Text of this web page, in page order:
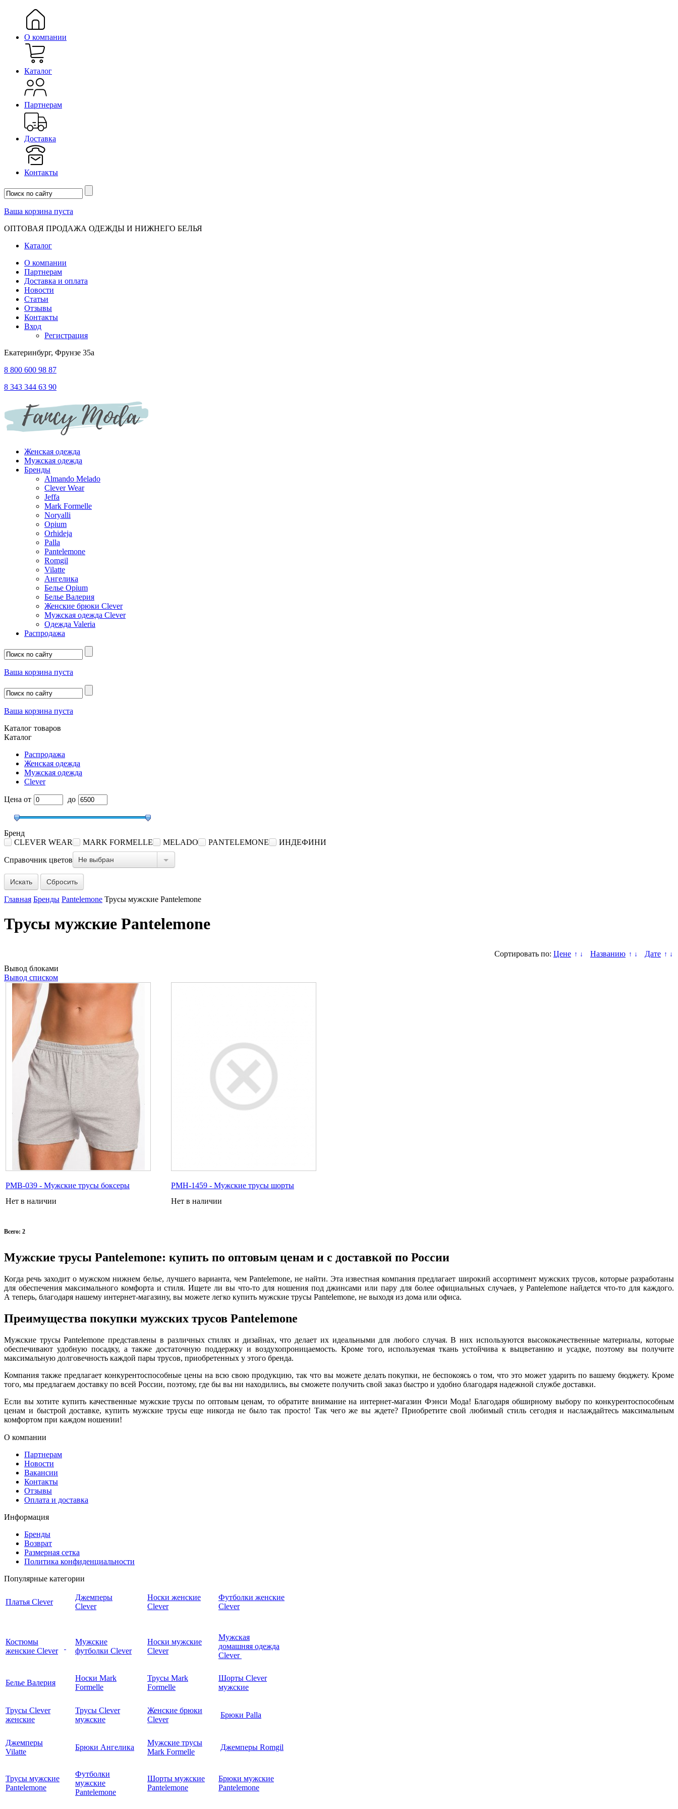
О компании
Каталог
Партнерам
Доставка
Контакты
Ваша корзина пуста
ОПТОВАЯ ПРОДАЖА ОДЕЖДЫ И НИЖНЕГО БЕЛЬЯ
Каталог
О компании
Партнерам
Доставка и оплата
Новости
Статьи
Отзывы
Контакты
Вход
Регистрация
Екатеринбург, Фрунзе 35а
8 800 600 98 87
8 343 344 63 90
Женская одежда
Мужская одежда
Бренды
Almando Melado
Clever Wear
Jeffa
Mark Formelle
Noryalli
Opium
Orhideja
Palla
Pantelemone
Romgil
Vilatte
Ангелика
Белье Opium
Белье Валерия
Женские брюки Clever
Мужская одежда Clever
Одежда Valeria
Распродажа
Ваша корзина пуста
Ваша корзина пуста
Каталог товаров
Каталог
Распродажа
Женская одежда
Мужская одежда
Clever
Цена от до
Бренд
CLEVER WEAR
MARK FORMELLE MELADO PANTELEMONE ИНДЕФИНИ
Справочник цветов Не выбран
Сбросить
Главная Бренды Pantelemone Трусы мужские Pantelemone
Трусы мужские Pantelemone
Сортировать по: Цене ↑ ↓ Названию ↑ ↓ Дате ↑ ↓
Вывод блоками
Вывод списком
PMB-039 - Мужские трусы боксеры
Нет в наличии
PMH-1459 - Мужские трусы шорты
Нет в наличии
Всего: 2
Мужские трусы Pantelemone: купить по оптовым ценам и с доставкой по России
Когда речь заходит о мужском нижнем белье, лучшего варианта, чем Pantelemone, не найти. Эта известная компания предлагает широкий ассортимент мужских трусов, которые разработаны
для обеспечения максимального комфорта и стиля. Ищете ли вы что-то для ношения под джинсами или пару для более официальных случаев, у Pantelemone найдется что-то для каждого.
А теперь, благодаря нашему интернет-магазину, вы можете легко купить мужские трусы Pantelemone, не выходя из дома или офиса.
Преимущества покупки мужских трусов Pantelemone
Мужские трусы Pantelemone представлены в различных стилях и дизайнах, что делает их идеальными для любого случая. В них используются высококачественные материалы, которые
обеспечивают удобную посадку, а также достаточную поддержку и воздухопроницаемость. Кроме того, используемая ткань устойчива к выцветанию и усадке, поэтому вы получите
максимальную долговечность каждой пары трусов, приобретенных у этого бренда.
Компания также предлагает конкурентоспособные цены на всю свою продукцию, так что вы можете делать покупки, не беспокоясь о том, что это может ударить по вашему бюджету. Кроме
того, мы предлагаем доставку по всей России, поэтому, где бы вы ни находились, вы сможете получить свой заказ быстро и удобно благодаря надежной службе доставки.
Если вы хотите купить качественные мужские трусы по оптовым ценам, то обратите внимание на интернет-магазин Фэнси Мода! Благодаря обширному выбору по конкурентоспособным
ценам и быстрой доставке, купить мужские трусы еще никогда не было так просто! Так чего же вы ждете? Приобретите свой любимый стиль сегодня и наслаждайтесь максимальным
комфортом при каждом ношении!
О компании
Партнерам
Новости
Вакансии
Контакты
Отзывы
Оплата и доставка
Информация
Бренды
Возврат
Размерная сетка
Политика конфиденциальности
Популярные категории
Платья Clever
Джемперы
Clever
Носки женские
Clever
Футболки женские
Clever
Костюмы
женские Clever
Мужские
футболки Clever
Носки мужские
Clever
Мужская
домашняя одежда
Clever
Белье Валерия
Носки Mark
Formelle
Трусы Mark
Formelle
Шорты Clever
мужские
Трусы Clever
женские
Трусы Clever
мужские
Женские брюки
Clever
Брюки Palla
Джемперы
Vilatte
Брюки Ангелика
Мужские трусы
Mark Formelle
Джемперы Romgil
Трусы мужские
Pantelemone
Футболки
мужские
Pantelemone
Шорты мужские
Pantelemone
Брюки мужские
Pantelemone